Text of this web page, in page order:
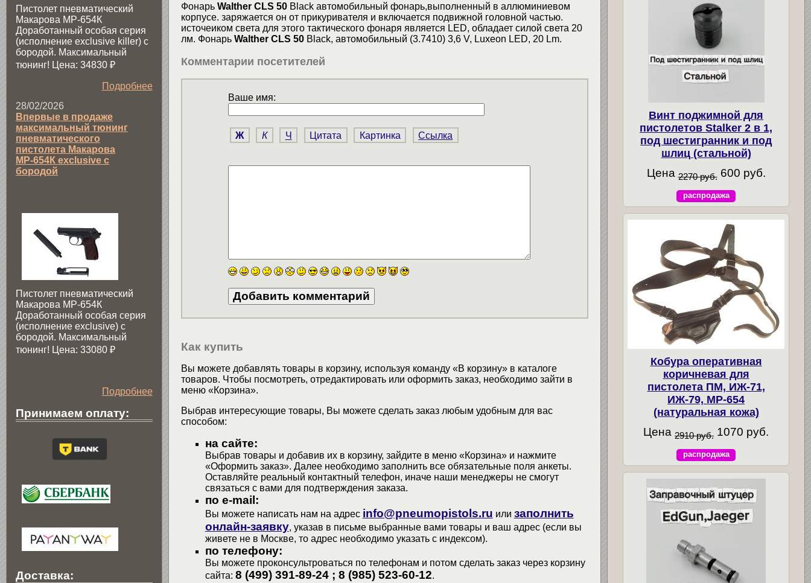
Фонарь Walther CLS 50Black автомобильный фонарь,выполненный в аллюминиевом
корпусе. заряжается он от прикуривателя и включается подвижной головной частью.
источеиком света для этого тактического фонаря является LED, обладает силой света 20
лм. Фонарь Walther CLS 50Black, автомобильный (3.7410) 3,6 V, Luxeon LED, 20 Lm.
Комментарии посетителей
Ваше имя:
Ж К Ч Цитата Картинка Ссылка
Как купить
Вы можете добавлять товары в корзину, используя команду «В корзину» в каталоге
товаров. Чтобы посмотреть, отредактировать или оформить заказ, необходимо зайти в
меню «Корзина».
Выбрав интересующие товары, Вы можете сделать заказ любым удобным для вас
способом:
на сайте:
Выбрав товары и добавив их в корзину, зайдите в меню «Корзина» и нажмите
«Оформить заказ». Далее необходимо заполнить все обязательные поля анкеты.
Оставляйте реальный контактный телефон, иначе наши менеджеры не смогут
связаться с вами для подтверждения заказа.
по e-mail:
Вы можете написать нам на адрес info@pneumopistols.ru или заполнить
онлайн-заявку, указав в письме выбранные вами товары и ваш адрес (если вы
живете не в Москве, то адрес необходимо указать с индексом).
по телефону:
Вы можете проконсультроваться по телефонам и потом сделать заказ через корзину
сайта: 8 (499) 391-89-24 ; 8 (985) 523-60-12.
Пистолет пневматический
Макарова МР-654К
Доработанный особая серия
(исполнение exclusive killer) с
бородой. Максимальный
тюнинг! Цена: 34830 ₽
Подробнее
28/02/2026
Впервые в продаже
максимальный тюнинг
пневматического
пистолета Макарова
МР-654К exclusive с
бородой
Пистолет пневматический
Макарова МР-654К
Доработанный особая серия
(исполнение exclusive) c
бородой. Максимальный
тюнинг! Цена: 33080 ₽
Подробнее
Принимаем оплату:
Доставка:
Винт поджимной для
пистолетов Stalker 2 в 1,
под шестигранник и под
шлиц (стальной)
Цена 2270 руб. 600 руб.
распродажа
Кобура оперативная
коричневая для
пистолета ПМ, ИЖ-71,
ИЖ-79, МР-654
(натуральная кожа)
Цена 2910 руб. 1070 руб.
распродажа